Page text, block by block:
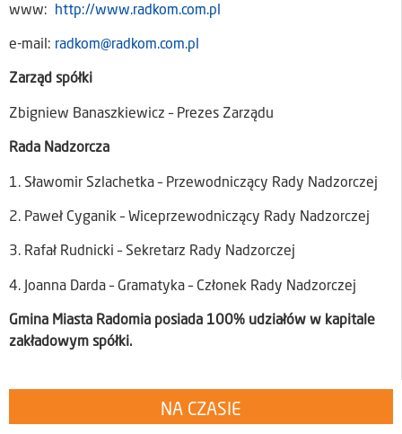
www: http://www.radkom.com.pl
e-mail: radkom@radkom.com.pl
Zarząd spółki
Zbigniew Banaszkiewicz – Prezes Zarządu
Rada Nadzorcza
1. Sławomir Szlachetka – Przewodniczący Rady Nadzorczej
2. Paweł Cyganik – Wiceprzewodniczący Rady Nadzorczej
3. Rafał Rudnicki – Sekretarz Rady Nadzorczej
4. Joanna Darda – Gramatyka – Członek Rady Nadzorczej
Gmina Miasta Radomia posiada 100% udziałów w kapitale
zakładowym spółki.
NA CZASIE